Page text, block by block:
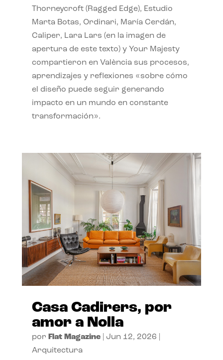
Thorneycroft (Ragged Edge), Estudio
Marta Botas, Ordinari, María Cerdán,
Caliper, Lara Lars (en la imagen de
apertura de este texto) y Your Majesty
compartieron en València sus procesos,
aprendizajes y reflexiones «sobre cómo
el diseño puede seguir generando
impacto en un mundo en constante
transformación».
Casa Cadirers, por
amor a Nolla
por Flat Magazine| Jun 12, 2026
Arquitectura